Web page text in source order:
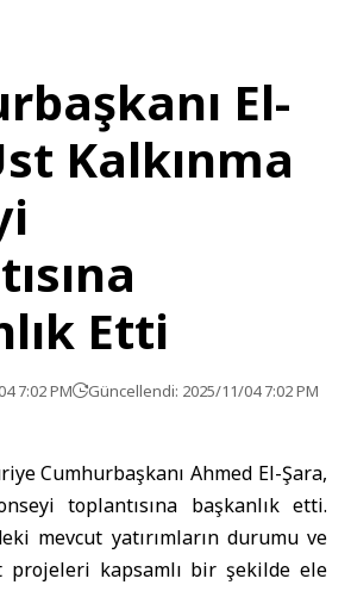
El-
Kalkınma
Etti
7:02 PM Güncellendi: 2025/11/04 7:02 PM
Cumhurbaşkanı Ahmed El-Şara,
toplantısına başkanlık etti.
mevcut yatırımların durumu ve
projeleri kapsamlı bir şekilde ele